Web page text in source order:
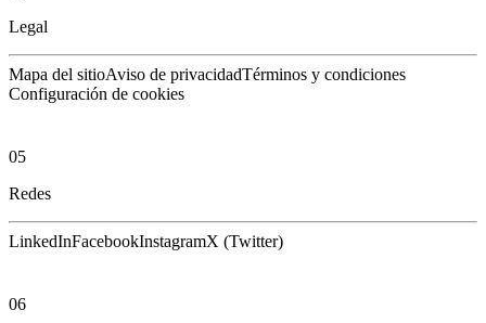
Legal
Mapa del sitioAviso de privacidadTérminos y condiciones
Configuración de cookies
05
Redes
LinkedInFacebookInstagramX (Twitter)
06